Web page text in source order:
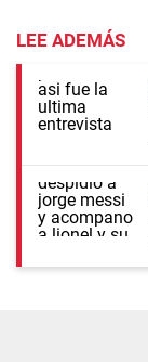
LEE ADEMÁS